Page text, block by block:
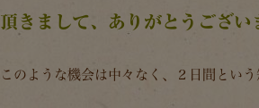
頂きまして、ありがとうござい
このような機会は中々なく、２日間とい